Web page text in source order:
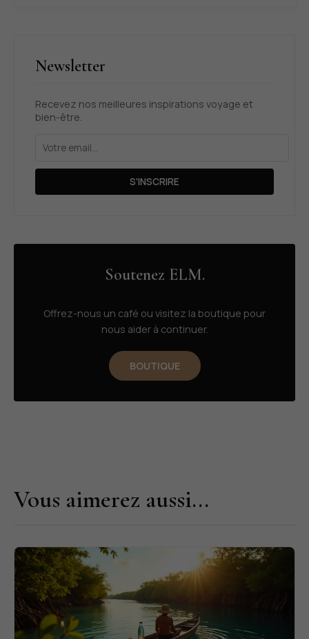
Newsletter
Recevez nos meilleures inspirations voyage et
bien-être.
S'INSCRIRE
Soutenez ELM.
Offrez-nous un café ou visitez la boutique pour
nous aider à continuer.
BOUTIQUE
Vous aimerez aussi...